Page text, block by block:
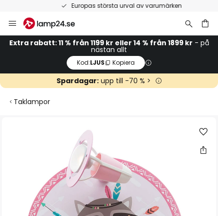
Europas största urval av varumärken
Hoppa
till
innehållet
Extra rabatt: 11 % från 1199 kr eller 14 % från 1899 kr - på
nästan allt
Kod:LJUS Kopiera
Spardagar:upp till -70 % >
Taklampor